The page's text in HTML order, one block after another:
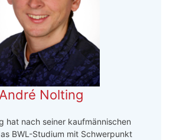
André Nolting
hat nach seiner kaufmännischen
BWL-Studium mit Schwerpunkt